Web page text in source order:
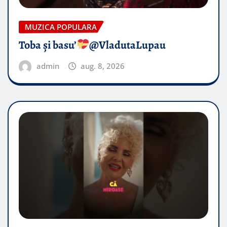
MUZICA POPULARA
Toba și basu’ @VladutaLupau
admin aug. 8, 2026